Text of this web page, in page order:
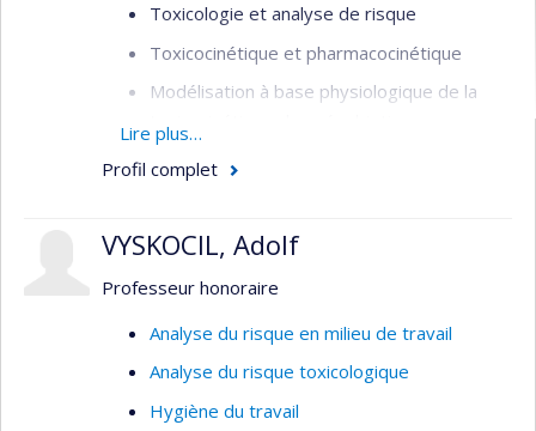
Toxicologie et analyse de risque
Toxicocinétique et pharmacocinétique
Modélisation à base physiologique de la
toxicocinétique des xénobiotiques
Interactions entre xénobiotiques dans les
toxicocinétique
distribution
clairance
excrétion
interactions
Lire plus…
Profil complet
VYSKOCIL, Adolf
Professeur honoraire
Analyse du risque en milieu de travail
Analyse du risque toxicologique
Hygiène du travail